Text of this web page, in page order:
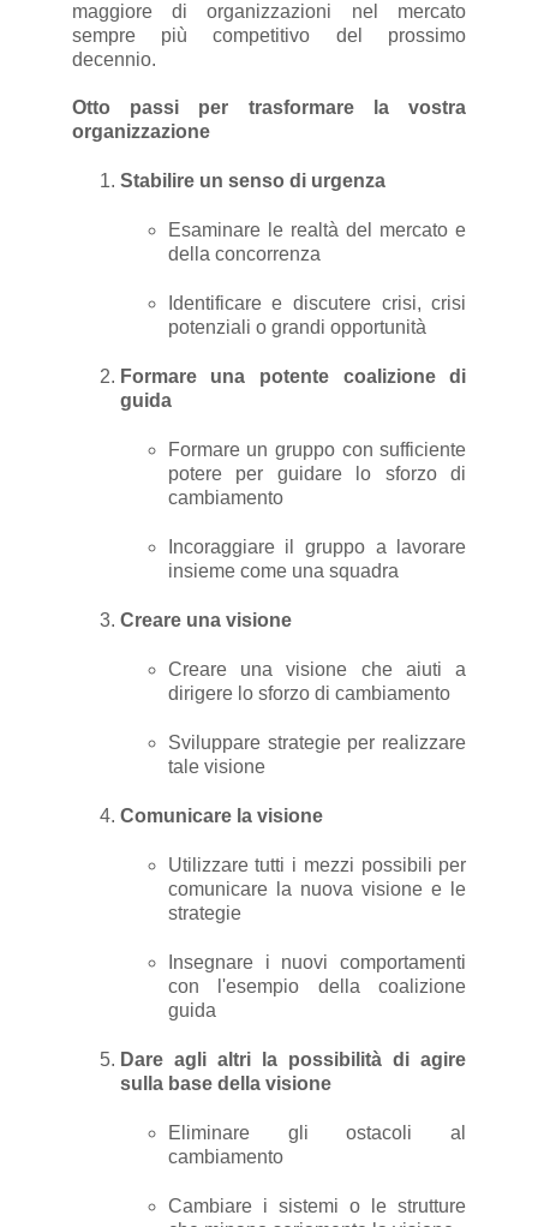
maggiore di organizzazioni nel mercato
sempre più competitivo del prossimo
decennio.
Otto passi per trasformare la vostra
organizzazione
Stabilire un senso di urgenza
Esaminare le realtà del mercato e
della concorrenza
Identificare e discutere crisi, crisi
potenziali o grandi opportunità
Formare una potente coalizione di
guida
Formare un gruppo con sufficiente
potere per guidare lo sforzo di
cambiamento
Incoraggiare il gruppo a lavorare
insieme come una squadra
Creare una visione
Creare una visione che aiuti a
dirigere lo sforzo di cambiamento
Sviluppare strategie per realizzare
tale visione
Comunicare la visione
Utilizzare tutti i mezzi possibili per
comunicare la nuova visione e le
strategie
Insegnare i nuovi comportamenti
con l'esempio della coalizione
guida
Dare agli altri la possibilità di agire
sulla base della visione
Eliminare gli ostacoli al
cambiamento
Cambiare i sistemi o le strutture